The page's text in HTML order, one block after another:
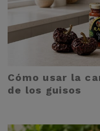
Cómo usar la
de los guisos